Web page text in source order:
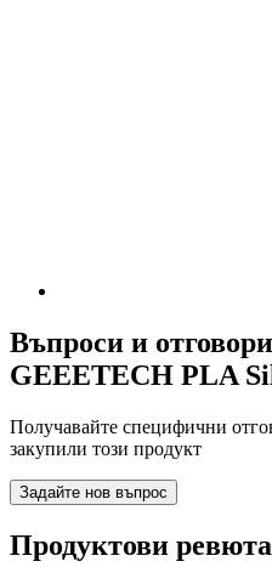
Въпроси и
GEEETECH PLA
Получавайте специфични
закупили този продукт
Задайте нов въпрос
Продуктови ревюта